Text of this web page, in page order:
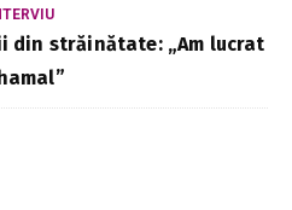
din străinătate: „Am lucrat